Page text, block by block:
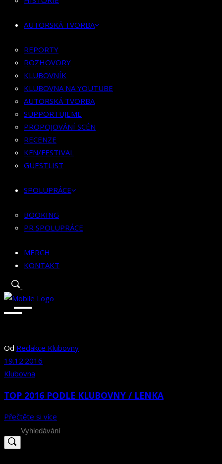
KLUBOVNA NA YOUTUBE
SUPPORTUJEME
PROPOJOVÁNÍ SCÉN
RECENZE
KFN/FESTIVAL
GUESTLIST
SPOLUPRÁCE
BOOKING
PR SPOLUPRÁCE
MERCH
AUTORSKÁ TVORBA
REPORTY
ROZHOVORY
KLUBOVNÍK
KLUBOVNA NA YOUTUBE
AUTORSKÁ TVORBA
SUPPORTUJEME
PROPOJOVÁNÍ SCÉN
RECENZE
KFN/FESTIVAL
GUESTLIST
SPOLUPRÁCE
BOOKING
PR SPOLUPRÁCE
MERCH
KONTAKT
Od Redakce Klubovny
19.12.2016
Klubovna
TOP 2016 PODLE KLUBOVNY / LENKA
Přečtěte si více
Search
for: